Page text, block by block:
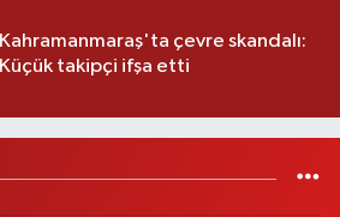
Kahramanmaraş'ta çevre skandalı:
Küçük takipçi ifşa etti